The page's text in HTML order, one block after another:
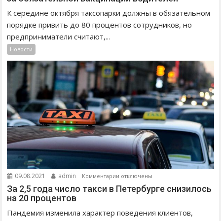
К
В
Т
Е
Р
Б
У
Р
Г
Е
П
О
Д
В
Г
и
с
е
н
н
а
т
а
к
с
в
е
е
К середине октября таксопарки должны в обязательном
порядке привить до 80 процентов сотрудников, но
предприниматели считают,...
Новости
09.08.2021 admin Комментарии к
з
и
отключены
За 2,5 года число такси в Петербурге снизилось
на 20 процентов
Пандемия изменила характер поведения клиентов,